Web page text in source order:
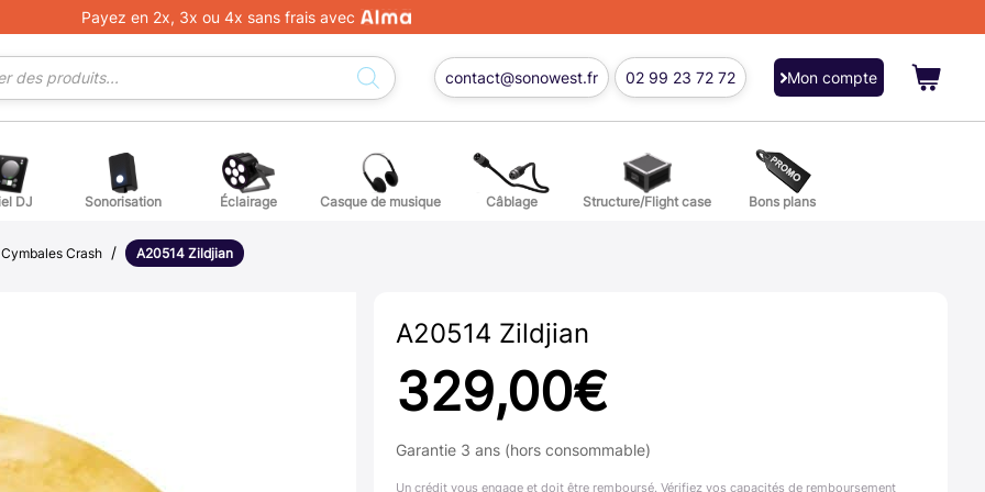
Payez en 2x, 3x ou 4x sans frais avec
contact@sonowest.fr 02 99 23 72 72 Mon compte
voix
détachées pour guitares et basses
DJ
DJ
Sonorisation Éclairage Casque de musique Câblage Structure/Flight case Bons plans
Cymbales Crash / A20514 Zildjian
A20514 Zildjian
329,00€
Garantie 3 ans (hors consommable)
Un crédit vous engage et doit être remboursé. Vérifiez vos capacités de remboursement